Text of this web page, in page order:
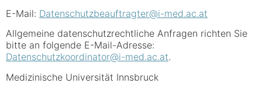
E-Mail: Datenschutzbeauftragter@i-med.ac.at
Allgemeine datenschutzrechtliche Anfragen richten Sie
bitte an folgende E-Mail-Adresse:
Datenschutzkoordinator@i-med.ac.at.
Medizinische Universität Innsbruck